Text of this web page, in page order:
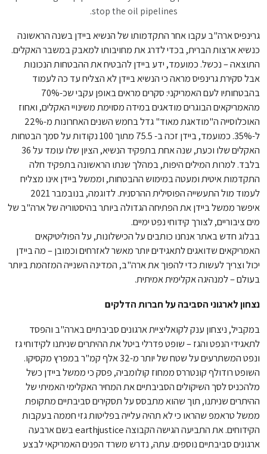
stop the oil pipelines.
גרינפיס ארה"ב עקבו אחר התקדמותו של הנשיא ביידן בשנה הראשונה
כנשיא ארצות הברית, בכדי לדרג את מחויבותו למאבק במשבר האקלים.
התוצאה – נכשל. כמועמד, ידע ביידן להבטיח את ההבטחות הנכונות
אבל סקירת גרינפיס מראה כי הנשיא ביידן לא הצליח עד כה לעמוד
בהבטחותיו לעם האמריקני: סקרים מראים באופן עקבי שכ-70%
מהאמריקאים הבוגרים מודאגים במידה מסוימת משינויי האקלים, ואחוז
האוכלוסייה ה"מודאגת מאוד" גדל בחמש השנים האחרונות מ-22%
ל-35%. כמועמד, ביידן זכה ב- 75.5 מתוך 100 נקודות על סמך הבטחות
האקלים שלו וכעת, שנה אחת בתפקיד הנשיא, הציון שלו עומד על 36
בלבד. למרות המילים היפות, במהלך שנתו הראשונה בתפקיד חלה
התקדמות איטית ומעטה במימוש ההבטחות, וממשל ביידן אינו מצליח
לעמוד מול התעשייה הפוסילית ההרסנית. לדוגמה, בנובמבר 2021
איפשר ממשל ביידן את הפתיחה הגדולה ביותר בהיסטוריה של ארה"ב של
מים ציבוריים, לצורך קידוחי נפט ימיים.
בבלוג חדש באתר אנחנו כותבים על הכישלונות, על הפוליטיקאים
האמריקאים שדואגים לתאגידים יותר מאשר לאזרחים וכמובן – מה ביידן
יכול וצריך לעשות כדי להפוך את ארה"ב, המדינה השנייה המזהמת ביותר
בעולם – למנהיגה אקלימית אמיתית.
נצחון לארגוני הסביבה על חברות הדלקים
במקביל, ניצחון ענק לקואליציית ארגונים סביבתיים בארה"ב והפסד
לתאגידי הנפט והגז – שופט פדרלי ביטל את ההיתרים שניתנו לקידוחי גז
ונפט המשתרעים על שטח של יותר מ-32 אלף קמ"ר במפרץ מקסיקו.
השופט רודולף קונטררס ממחוז קולומביה, פסק כי ממשל ביידן כשל
מלהכניס לסך השיקולים הסביבתיים את המחיר האקלימי האמיתי של
ההיתרים שניתנו, תוך שהוא מתבסס על תסקירים סביבתיים מתקופת
ממשל טראמפ שהראו כי לא תהיה עלייה בפליטות גזי חממה בעקבות
הקידוחים. את התביעה הגישה הקבוצה earthjustice בשם ארבעה
ארגונים סביבתיים נוספים. עתה, נדרש משרד הפנים האמריקאי לבצע